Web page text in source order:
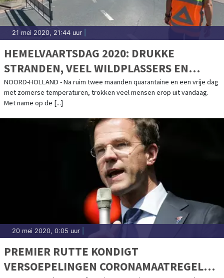
21 mei 2020, 21:44 uur
HEMELVAARTSDAG 2020: DRUKKE
STRANDEN, VEEL WILDPLASSERS EN
MOGELIJK ZOMER VOL BEPERKINGEN
NOORD-HOLLAND - Na ruim twee maanden quarantaine en een vrije dag
met zomerse temperaturen, trokken veel mensen erop uit vandaag.
Met name op de [...]
20 mei 2020, 0:05 uur
PREMIER RUTTE KONDIGT
VERSOEPELINGEN CORONAMAATREGELEN